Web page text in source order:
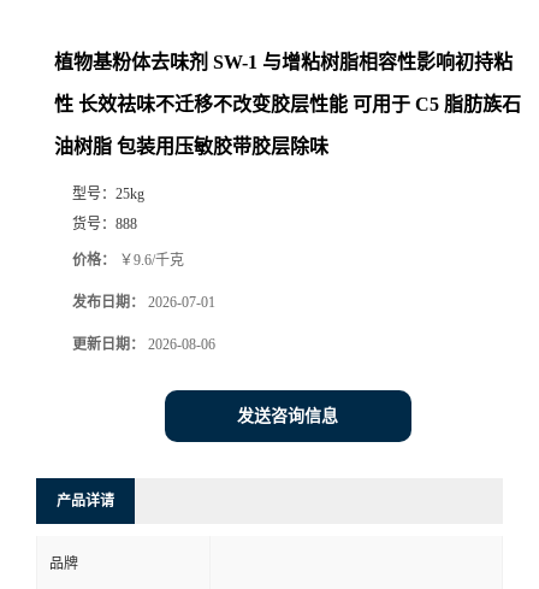
植物基粉体去味剂 SW-1 与增粘树脂相容性影响初持粘
性 长效祛味不迁移不改变胶层性能 可用于 C5 脂肪族石
油树脂 包装用压敏胶带胶层除味
型号： 25kg
货号： 888
价格： ￥9.6/千克
发布日期： 2026-07-01
更新日期： 2026-08-06
发送咨询信息
产品详请
品牌